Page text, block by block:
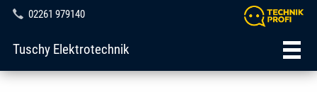
02261 979140
Tuschy Elektrotechnik